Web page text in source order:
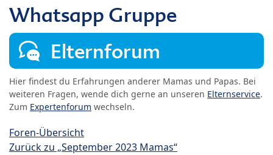
Whatsapp Gruppe
Elternforum
Hier findest du Erfahrungen anderer Mamas und Papas. Bei
weiteren Fragen, wende dich gerne an unseren Elternservice.
Zum Expertenforum wechseln.
Foren-Übersicht
Zurück zu „September 2023 Mamas“